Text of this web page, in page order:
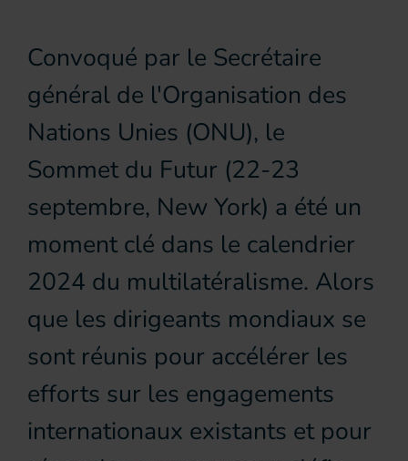
Convoqué par le Secrétaire
général de l'Organisation des
Nations Unies (ONU), le
Sommet du Futur (22-23
septembre, New York) a été un
moment clé dans le calendrier
2024 du multilatéralisme. Alors
que les dirigeants mondiaux se
sont réunis pour accélérer les
efforts sur les engagements
internationaux existants et pour